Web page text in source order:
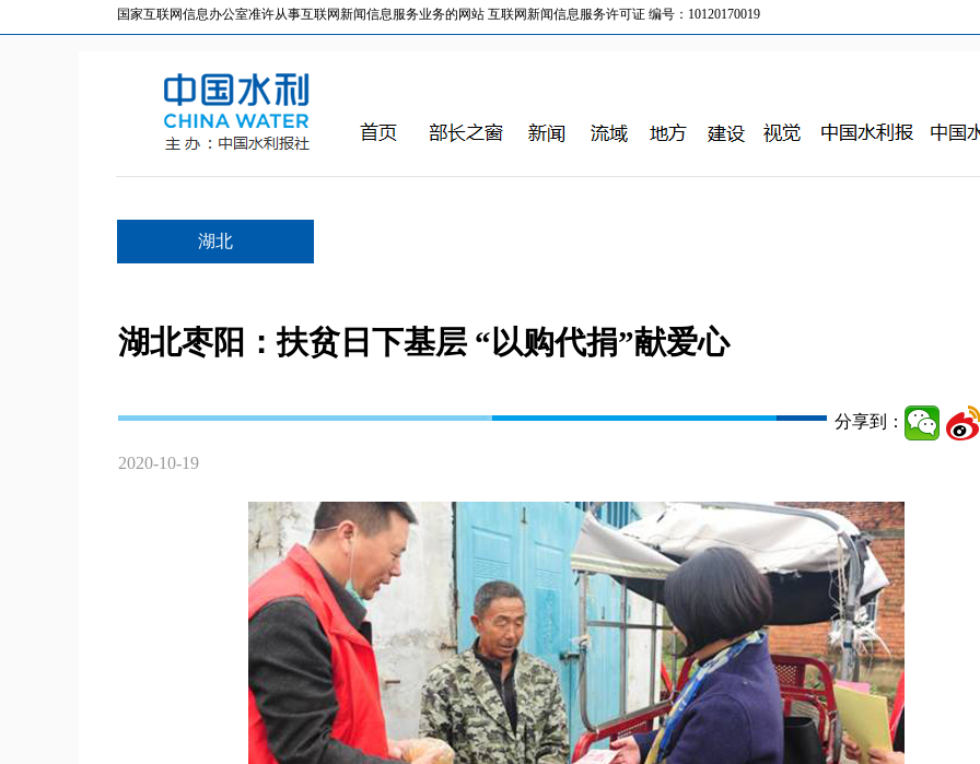
国家互联网信息办公室准许从事互联网新闻信息服务业务的网站 互联网新闻信息服务许可证 编号：10120170019
湖北
湖北枣阳：扶贫日下基层 “以购代捐”献爱心
分享到：
2020-10-19